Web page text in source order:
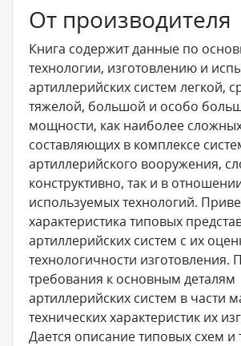
От производителя
Книга содержит данные по
технологии, изготовлению и
артиллерийских систем легкой,
тяжелой, большой и особо
мощности, как наиболее
составляющих в комплексе
артиллерийского вооружения,
конструктивно, так и в
используемых технологий.
характеристика типовых
артиллерийских систем с их
технологичности изготовления.
требования к основным деталям
артиллерийских систем в части
технических характеристик их
Дается описание типовых схем и